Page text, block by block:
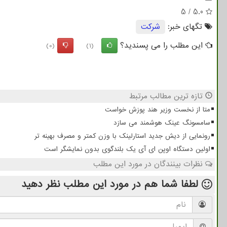
5.0
/
5
تگهای خبر:
شركت
این مطلب را می پسندید؟
(1)
(0)
تازه ترین مطالب مرتبط
متا از نخست وزیر هند پوزش خواست
سامسونگ عینک هوشمند می سازد
رونمایی از دیش جدید استارلینک با وزن کمتر و مصرف بهینه تر
اولین دستگاه اوپن ای آی یک بلندگوی بدون نمایشگر است
نظرات بینندگان در مورد این مطلب
لطفا شما هم در مورد این مطلب نظر دهید